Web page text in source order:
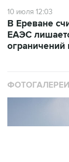
10 июля 12:03
В Ереване
ЕАЭС
ограничений
ФОТОГАЛЕРЕИ